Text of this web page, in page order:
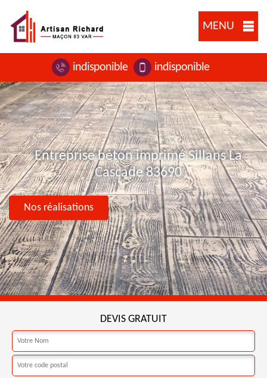
MENU
indisponible indisponible
Entreprise béton imprimé Sillans La
Cascade 83690
Nos réalisations
DEVIS GRATUIT